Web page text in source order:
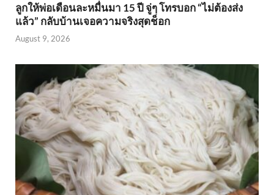
ลูกให้พ่อเดือนละหมื่นมา 15 ปี จู่ๆ โทรบอก “ไม่ต้องส่ง
แล้ว” กลับบ้านเจอความจริงสุดช็อก
August 9, 2026